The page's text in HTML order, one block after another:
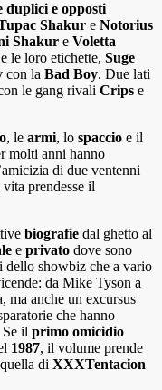
duplici e opposti
Shakur e Notorius
Shakur e Voletta
le loro etichette, Suge
con la Bad Boy. Due lati
le gang rivali Crips e
, le armi, lo spaccio e il
molti anni hanno
di due ventenni
prendesse il
biografie dal ghetto al
e privato dove sono
dello showbiz che a vario
da Mike Tyson a
ma anche un excursus
che hanno
Se il primo omicidio
1987, il volume prende
di XXXTentacion